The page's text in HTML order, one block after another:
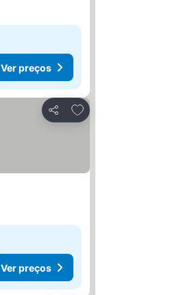
Ver preços
Partilhar
Adicionar aos favoritos
Ver preços